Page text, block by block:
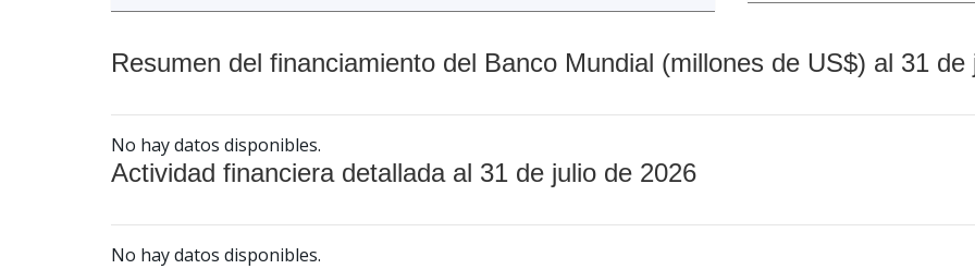
Resumen del financiamiento del Banco Mundial (millones de US$) al 31 de
No hay datos disponibles.
Actividad financiera detallada al 31 de julio de 2026
No hay datos disponibles.